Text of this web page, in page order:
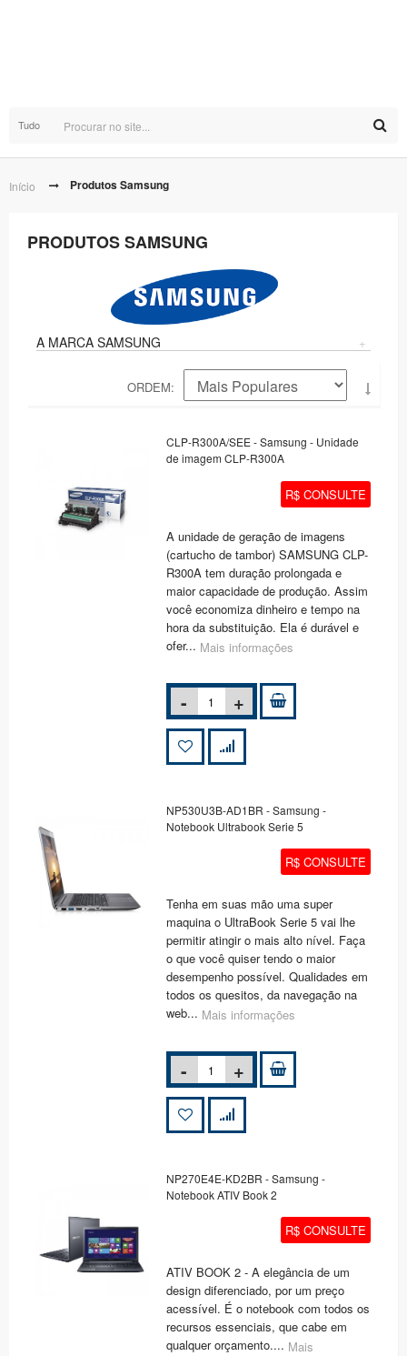
Tudo
Início Produtos Samsung
PRODUTOS SAMSUNG
A MARCA SAMSUNG +
ORDEM
CLP-R300A/SEE - Samsung - Unidade
de imagem CLP-R300A
R$ CONSULTE
A unidade de geração de imagens
(cartucho de tambor) SAMSUNG CLP-
R300A tem duração prolongada e
maior capacidade de produção. Assim
você economiza dinheiro e tempo na
hora da substituição. Ela é durável e
ofer... Mais informações
NP530U3B-AD1BR - Samsung -
Notebook Ultrabook Serie 5
R$ CONSULTE
Tenha em suas mão uma super
maquina o UltraBook Serie 5 vai lhe
permitir atingir o mais alto nível. Faça
o que você quiser tendo o maior
desempenho possível. Qualidades em
todos os quesitos, da navegação na
web... Mais informações
NP270E4E-KD2BR - Samsung -
Notebook ATIV Book 2
R$ CONSULTE
ATIV BOOK 2 - A elegância de um
design diferenciado, por um preço
acessível. É o notebook com todos os
recursos essenciais, que cabe em
qualquer orçamento.... Mais